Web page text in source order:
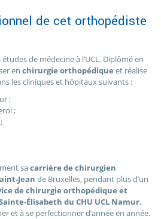
de cet orthopédiste
de médecine à l’UCL. Diplômé en
en chirurgie orthopédique et réalise
les cliniques et hôpitaux suivants :
;
;
sacarrière de chirurgien
Jean de Bruxelles, pendant plus d’un
de chirurgie orthopédique et
Élisabeth du CHU UCL Namur.
et à se perfectionner d’année en année.